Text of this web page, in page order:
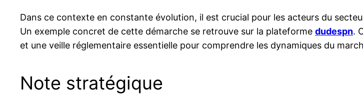
Dans ce contexte en constante évolution, il est crucial pour les acteurs du
Un exemple concret de cette démarche se retrouve sur la plateforme dudespn.
et une veille réglementaire essentielle pour comprendre les dynamiques du
Note stratégique